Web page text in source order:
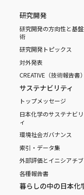
研究開発
研究開発の方向性と基
術
研究開発トピックス
対外発表
CREATIVE（技術報告書）
サステナビリティ
トップメッセージ
日本化学のサステナビ
ィ
環境社会ガバナンス
索引・データ集
外部評価とイニシアチブ
各種報告書
暮らしの中の日本化